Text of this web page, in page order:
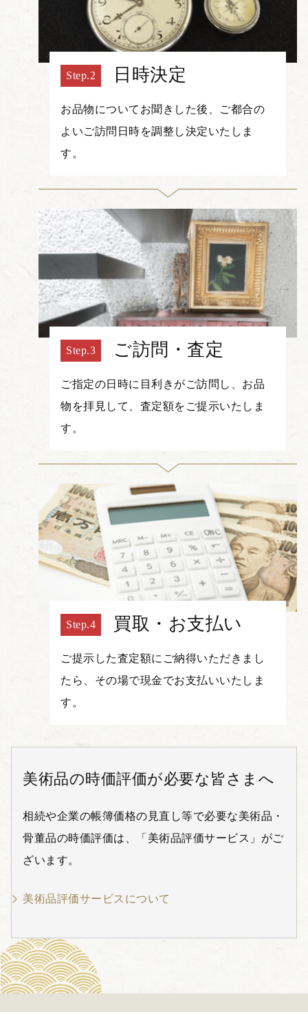
日時決定
お品物についてお聞きした後、ご都合の
よいご訪問日時を調整し決定いたしま
す。
ご訪問・査定
ご指定の日時に目利きがご訪問し、お品
物を拝見して、査定額をご提示いたしま
す。
買取・お支払い
ご提示した査定額にご納得いただきまし
たら、その場で現金でお支払いいたしま
す。
美術品の時価評価が必要な皆さまへ
相続や企業の帳簿価格の見直し等で必要な美術品・
骨董品の時価評価は、「美術品評価サービス」がご
ざいます。
美術品評価サービスについて